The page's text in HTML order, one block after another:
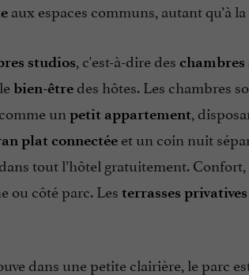
aux espaces communs, autant qu’à la
studios, c'est-à-dire des chambres
bien-êtredes hôtes. Les chambres
un petit appartement,
plat connectéeet un coin nuit
tout l’hôtel gratuitement.
ou côté parc. Les terrasses privatives
dans une petite clairière, le parc